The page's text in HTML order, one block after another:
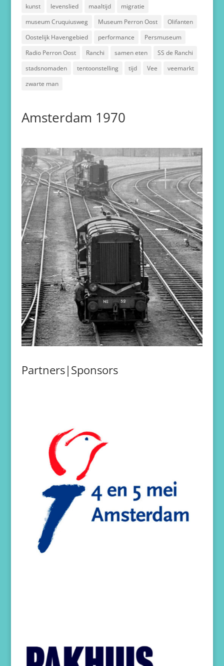
kunst
levenslied maaltijd
migratie
museum Cruquiusweg
Museum Perron Oost
Olifanten
Oostelijk Havengebied
performance
Persmuseum
Radio Perron Oost
Ranchi samen eten
SS de Ranchi
stadsnomaden
tentoonstelling tijd Vee
veemarkt
zwarte man
Amsterdam 1970
Partners|Sponsors